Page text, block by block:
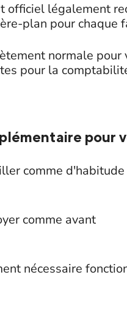
officiel légalement
plan pour chaque
normale
pour la
pour
comme d'habitude
comme avant
nécessaire